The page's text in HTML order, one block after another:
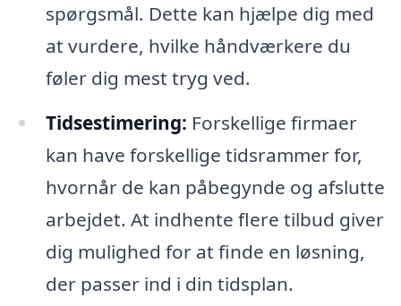
spørgsmål. Dette kan hjælpe dig med
at vurdere, hvilke håndværkere du
føler dig mest tryg ved.
Tidsestimering: Forskellige firmaer
kan have forskellige tidsrammer for,
hvornår de kan påbegynde og afslutte
arbejdet. At indhente flere tilbud giver
dig mulighed for at finde en løsning,
der passer ind i din tidsplan.